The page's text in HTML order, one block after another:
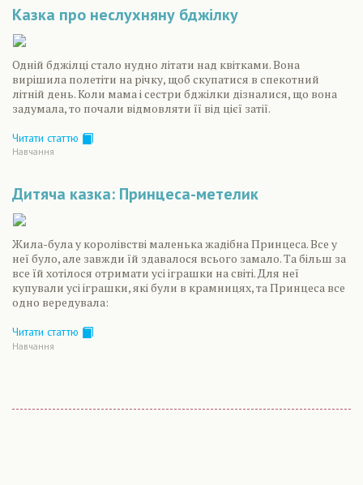
Казка про неслухняну бджілку
Одній бджілці стало нудно літати над квітками. Вона
вирішила полетіти на річку, щоб скупатися в спекотний
літній день. Коли мама і сестри бджілки дізналися, що вона
задумала, то почали відмовляти її від цієї затії.
Читати статтю
Навчання
Дитяча казка: Принцеса-метелик
Жила-була у королівстві маленька жадібна Принцеса. Все у
неї було, але завжди їй здавалося всього замало. Та більш за
все їй хотілося отримати усі іграшки на світі. Для неї
купували усі іграшки, які були в крамницях, та Принцеса все
одно вередувала:
Читати статтю
Навчання